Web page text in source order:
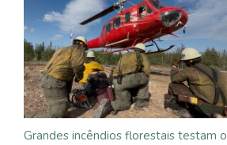
Grandes incêndios florestais testam